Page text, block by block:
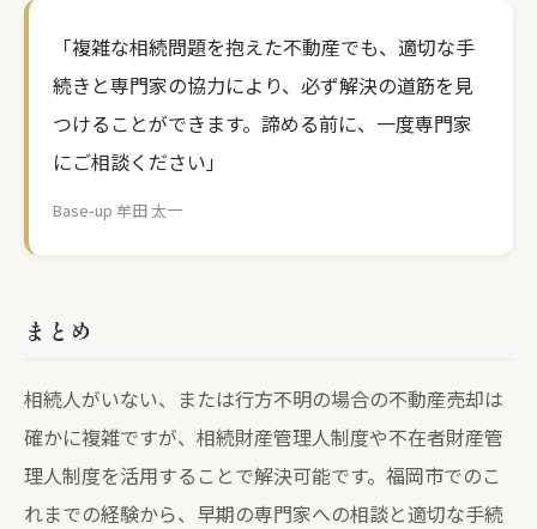
「複雑な相続問題を抱えた不動産でも、適切な手
続きと専門家の協力により、必ず解決の道筋を見
つけることができます。諦める前に、一度専門家
にご相談ください」
Base-up 牟田 太一
まとめ
相続人がいない、または行方不明の場合の不動産売却は
確かに複雑ですが、相続財産管理人制度や不在者財産管
理人制度を活用することで解決可能です。福岡市でのこ
れまでの経験から、早期の専門家への相談と適切な手続